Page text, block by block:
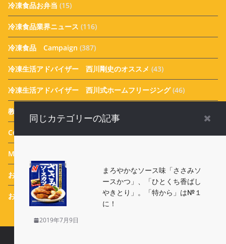
冷凍食品お弁当 (15)
冷凍食品業界ニュース (116)
冷凍食品 Campaign (387)
冷凍生活アドバイザー 西川剛史のオススメ (43)
冷凍生活アドバイザー 西川式ホームフリージング(46)
教えて！実花先生 冷凍食品アレンジメニュー
Column
Message
おすすめ 冷凍食品
おまけ (77)
同じカテゴリーの記事
まろやかなソース味「ささみソ
ースかつ」、「ひとくち香ばし
やきとり」。「特から」は№１
に！
2019年7月9日